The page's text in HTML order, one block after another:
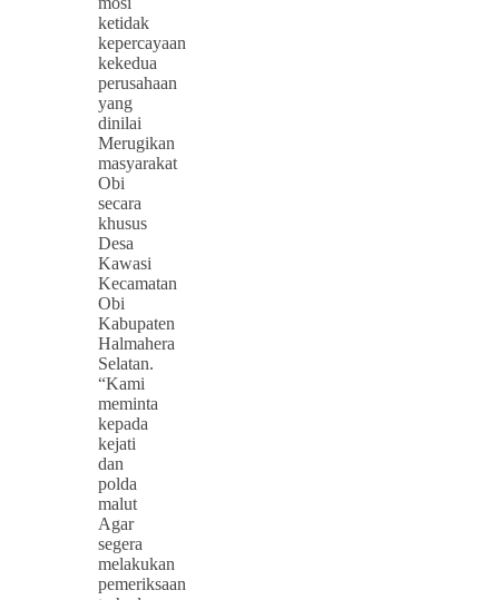
ketidak
kepercayaan
kekedua
perusahaan
yang
dinilai
Merugikan
masyarakat
Obi
secara
khusus
Desa
Kawasi
Kecamatan
Obi
Kabupaten
Halmahera
Selatan.
“Kami
meminta
kepada
kejati
dan
polda
malut
Agar
segera
melakukan
pemeriksaan